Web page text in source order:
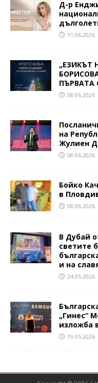
Д-р
11.06.2026
„ЕЗИКЪТ
ПЪРВАТА
08.06.2026
на
Жулиен
08.06.2026
Бойко
в
08.06.2026
В Дубай
светите
и на
24.05.2026
„Гинес“
изложба
19.05.2026